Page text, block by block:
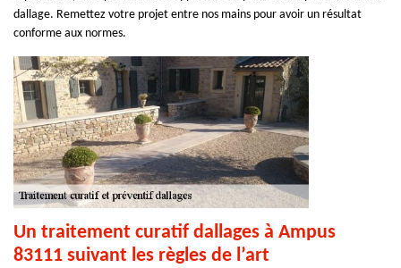
dallage. Remettez votre projet entre nos mains pour avoir un résultat
conforme aux normes.
Un traitement curatif dallages à Ampus
83111 suivant les règles de l’art